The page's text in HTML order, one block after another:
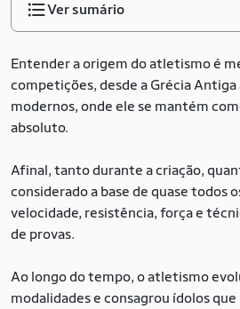
Ver sumário
Entender a origem do atletismo é
competições, desde a Grécia
modernos, onde ele se mantém
absoluto.
Afinal, tanto durante a criação,
considerado a base de quase todos
velocidade, resistência, força e
de provas.
Ao longo do tempo, o atletismo
modalidades e consagrou ídolos